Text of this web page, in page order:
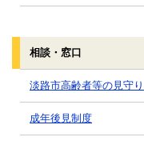
相談・窓口
淡路市高齢者等の見守
成年後見制度